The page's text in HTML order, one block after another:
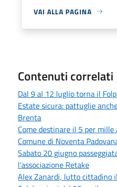
VAI ALLA PAGINA
Contenuti correlati
Dal 9 al 12 luglio torna il
Estate sicura: pattuglie
Brenta
Come destinare il 5 per
Comune di Noventa
Sabato 20 giugno
l’associazione Retake
Alex Zanardi, lutto cittadino